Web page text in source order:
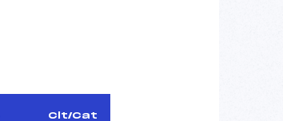
Clt/Cat